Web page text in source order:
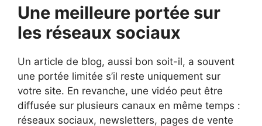
Une meilleure portée sur
les réseaux sociaux
Un article de blog, aussi bon soit-il, a souvent
une portée limitée s’il reste uniquement sur
votre site. En revanche, une vidéo peut être
diffusée sur plusieurs canaux en même temps :
réseaux sociaux, newsletters, pages de vente